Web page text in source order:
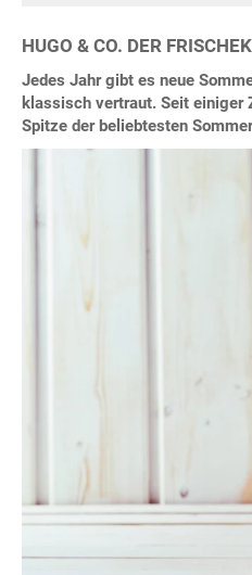
HUGO & CO. DER
Jedes Jahr gibt es neue
klassisch vertraut. Seit einiger
Spitze der beliebtesten